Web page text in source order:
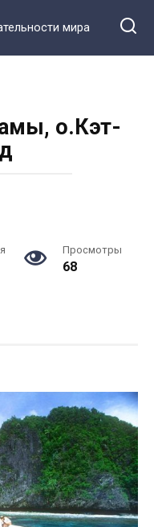
мира
о.Кэт-
Просмотры
68